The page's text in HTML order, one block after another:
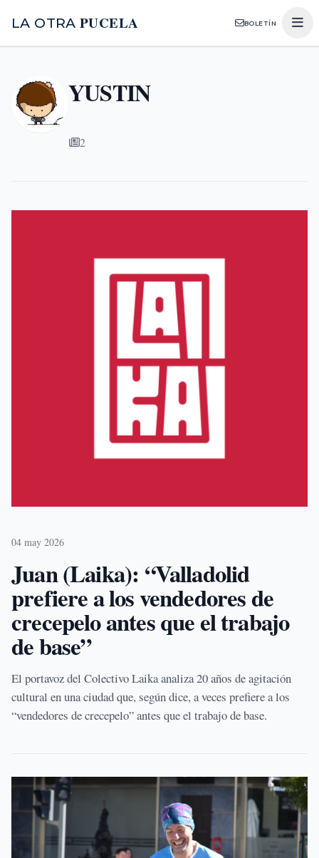
LA OTRA PUCELA BOLETÍN
YUSTIN
2
04 may 2026
Juan (Laika): “Valladolid
prefiere a los vendedores de
crecepelo antes que el trabajo
de base”
El portavoz del Colectivo Laika analiza 20 años de agitación
cultural en una ciudad que, según dice, a veces prefiere a los
“vendedores de crecepelo” antes que el trabajo de base.